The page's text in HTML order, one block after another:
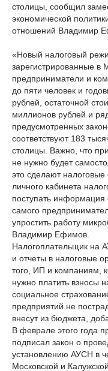
столицы, сообщил
экономической
отношений Владимир
«Новый налоговый
зарегистрированные в
предприниматели и
до пяти человек и
рублей, остаточной
миллионов рублей и
предусмотренных
соответствуют 183
столицы. Важно, что
не нужно будет
это сделают
личного кабинета
поступать информация
самого
упростить работу
Владимир Ефимов.
Налогоплательщик на
и отчеты в налоговые
того, ИП и компаниям,
нужно платить взносы
социальное
предприятий не
внесут из бюджета,
В феврале этого года
подписал закон о
установлению АУСН в
Московской и